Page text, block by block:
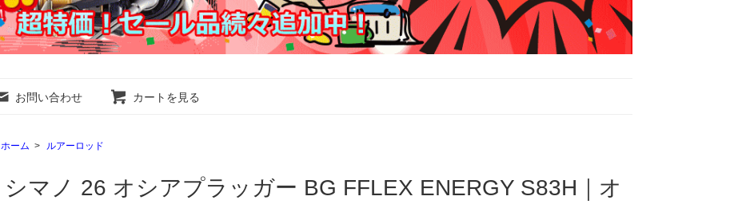
お問い合わせ カートを見る
ホーム > ルアーロッド
シマノ 26 オシアプラッガー BG FFLEX ENERGY S83H｜オ